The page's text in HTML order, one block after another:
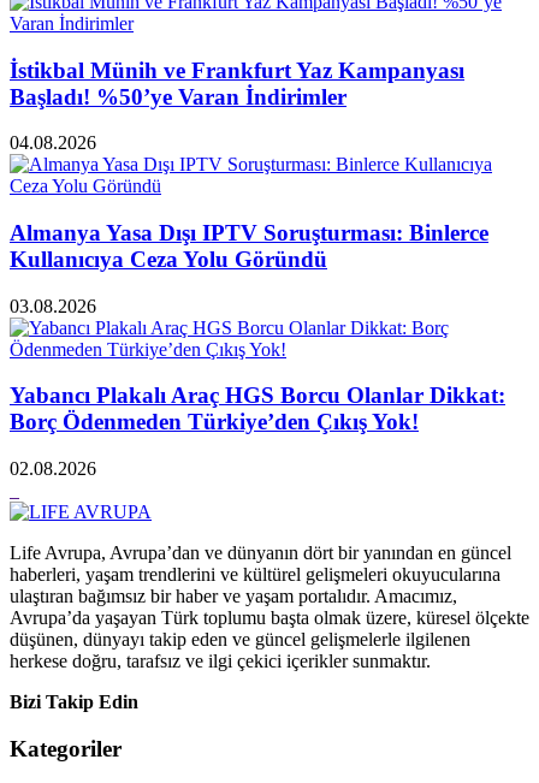
İstikbal Münih ve Frankfurt Yaz Kampanyası
Başladı! %50’ye Varan İndirimler
04.08.2026
Almanya Yasa Dışı IPTV Soruşturması: Binlerce
Kullanıcıya Ceza Yolu Göründü
03.08.2026
Yabancı Plakalı Araç HGS Borcu Olanlar Dikkat:
Borç Ödenmeden Türkiye’den Çıkış Yok!
02.08.2026
Life Avrupa, Avrupa’dan ve dünyanın dört bir yanından en güncel
haberleri, yaşam trendlerini ve kültürel gelişmeleri okuyucularına
ulaştıran bağımsız bir haber ve yaşam portalıdır. Amacımız,
Avrupa’da yaşayan Türk toplumu başta olmak üzere, küresel ölçekte
düşünen, dünyayı takip eden ve güncel gelişmelerle ilgilenen
herkese doğru, tarafsız ve ilgi çekici içerikler sunmaktır.
Bizi Takip Edin
Kategoriler